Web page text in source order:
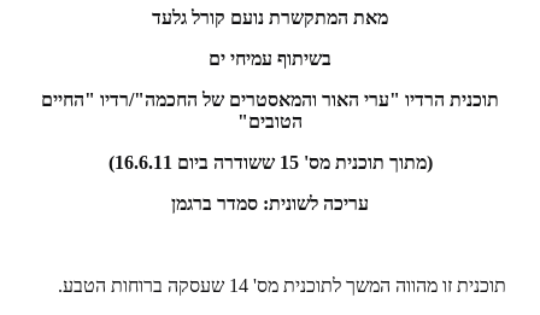
מאת המתקשרת נועם קורל גלעד
בשיתוף עמיחי ים
תוכנית הרדיו "ערי האור והמאסטרים של החכמה"/רדיו "החיים
הטובים"
(מתוך תוכנית מס' 15 ששודרה ביום 16.6.11)
עריכה לשונית: סמדר ברגמן
תוכנית זו מהווה המשך לתוכנית מס' 14 שעסקה ברוחות הטבע.